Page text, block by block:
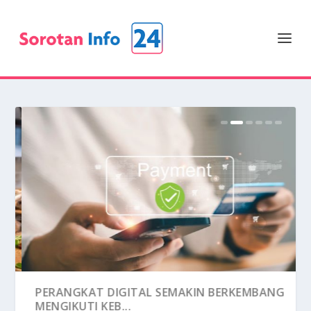
PRODUK KULINER UNIK MENARIK PERHATIAN
KONSUMEN MAS...
PERANGKAT DIGITAL SEMAKIN BERKEMBANG
MENGIKUTI KEB...